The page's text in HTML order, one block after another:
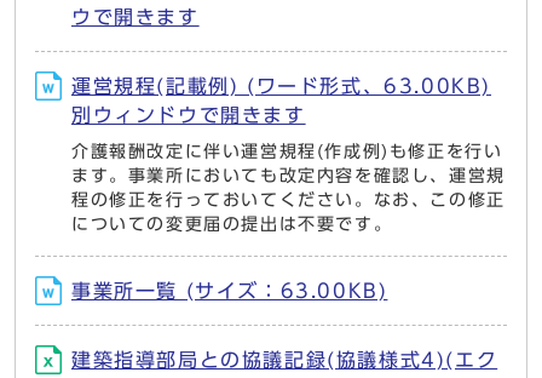
ウで開きます
運営規程(記載例) (ワード形式、63.00KB)
別ウィンドウで開きます
介護報酬改定に伴い運営規程(作成例)も修正を行い
ます。事業所においても改定内容を確認し、運営規
程の修正を行っておいてください。なお、この修正
についての変更届の提出は不要です。
事業所一覧 (サイズ：63.00KB)
建築指導部局との協議記録(協議様式4)(エク